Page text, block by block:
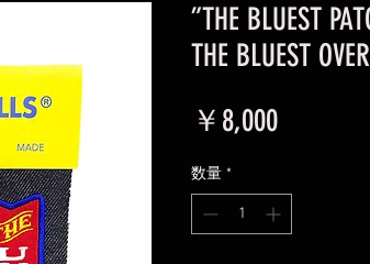
”THE BLUEST
THE BLUEST
￥8,000価
数量 *